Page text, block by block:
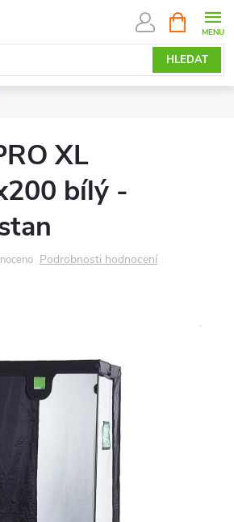
HLEDAT
NÁKUPNÍ
KOŠÍK
XL
bílý -
Podrobnosti hodnocení